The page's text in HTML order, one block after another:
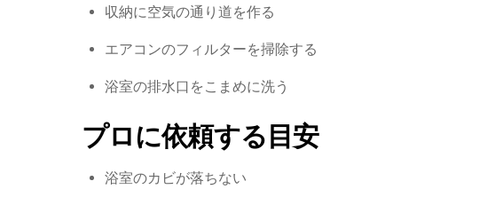
収納に空気の通り道を作る
エアコンのフィルターを掃除する
浴室の排水口をこまめに洗う
プロに依頼する目安
浴室のカビが落ちない